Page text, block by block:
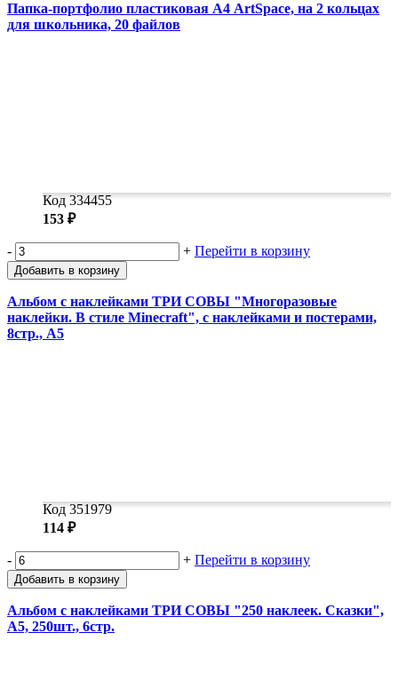
Папка-портфолио пластиковая А4 ArtSpace, на 2 кольцах
для школьника, 20 файлов
Код 334455
153 ₽
- + Перейти в корзину
Добавить в корзину
Альбом с наклейками ТРИ СОВЫ "Многоразовые
наклейки. В стиле Minecraft", с наклейками и постерами,
8стр., А5
Код 351979
114 ₽
- + Перейти в корзину
Добавить в корзину
Альбом с наклейками ТРИ СОВЫ "250 наклеек. Сказки",
А5, 250шт., 6стр.